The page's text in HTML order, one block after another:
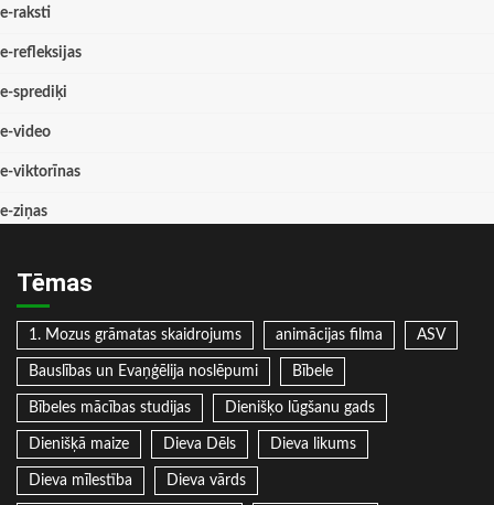
e-raksti
e-refleksijas
e-sprediķi
e-video
e-viktorīnas
e-ziņas
Tēmas
1. Mozus grāmatas skaidrojums animācijas filma ASV
Bauslības un Evaņģēlija noslēpumi Bībele
Bībeles mācības studijas Dienišķo lūgšanu gads
Dienišķā maize Dieva Dēls Dieva likums
Dieva mīlestība Dieva vārds